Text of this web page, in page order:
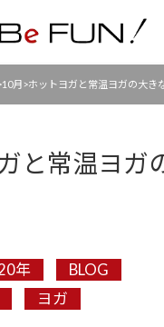
10月 >ホットヨガと常温ヨガの大き
と常温ヨガ
年
BLOG
ヨガ